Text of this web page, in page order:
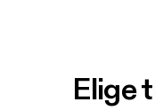
Elige